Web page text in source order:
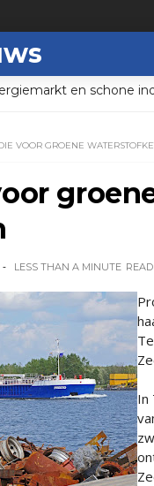
en schone
VOOR GROENE
LESS THAN A MINUTE READ
In